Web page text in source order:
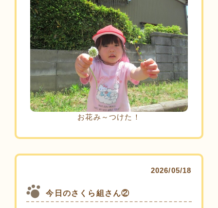
お花み～つけた！
2026/05/18
今日のさくら組さん②